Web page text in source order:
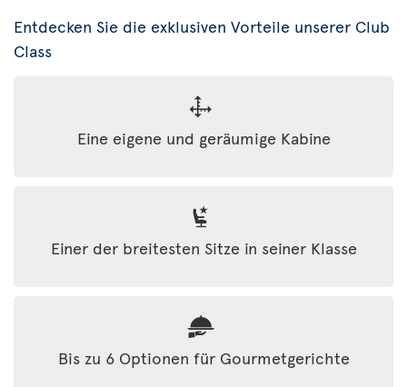
Entdecken Sie die exklusiven Vorteile unserer Club
Class
Eine eigene und geräumige Kabine
Einer der breitesten Sitze in seiner Klasse
Bis zu 6 Optionen für Gourmetgerichte